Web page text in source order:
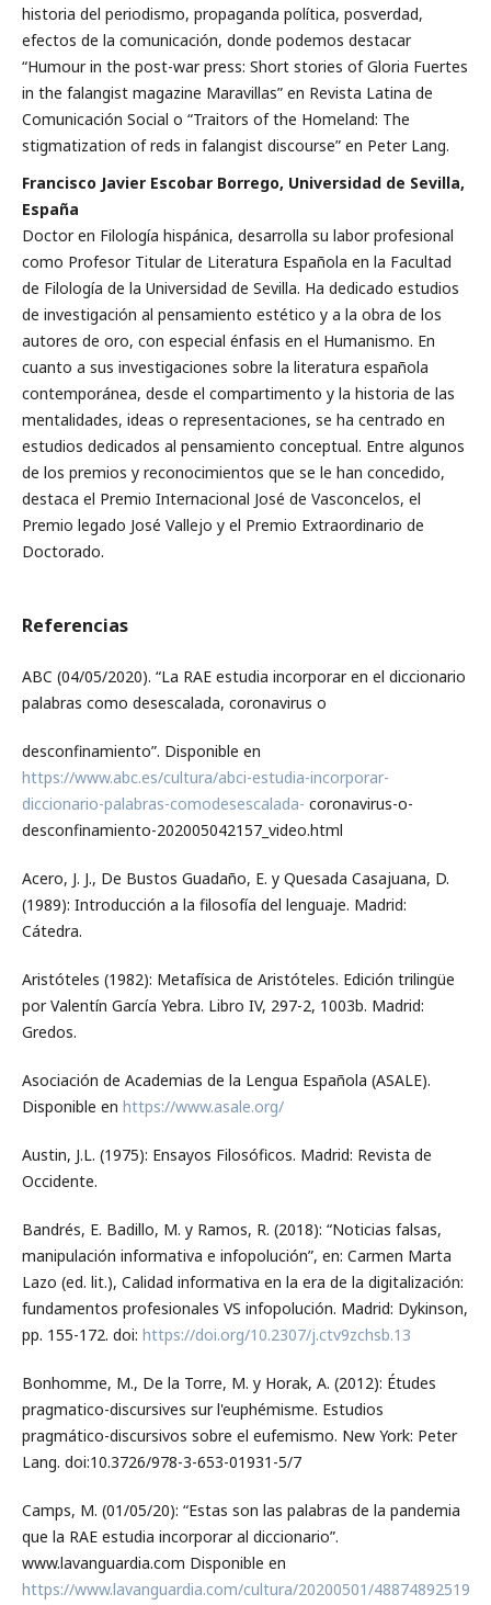
historia del periodismo, propaganda política, posverdad,
efectos de la comunicación, donde podemos destacar
“Humour in the post-war press: Short stories of Gloria Fuertes
in the falangist magazine Maravillas” en Revista Latina de
Comunicación Social o “Traitors of the Homeland: The
stigmatization of reds in falangist discourse” en Peter Lang.
Francisco Javier Escobar Borrego, Universidad de Sevilla,
España
Doctor en Filología hispánica, desarrolla su labor profesional
como Profesor Titular de Literatura Española en la Facultad
de Filología de la Universidad de Sevilla. Ha dedicado estudios
de investigación al pensamiento estético y a la obra de los
autores de oro, con especial énfasis en el Humanismo. En
cuanto a sus investigaciones sobre la literatura española
contemporánea, desde el compartimento y la historia de las
mentalidades, ideas o representaciones, se ha centrado en
estudios dedicados al pensamiento conceptual. Entre algunos
de los premios y reconocimientos que se le han concedido,
destaca el Premio Internacional José de Vasconcelos, el
Premio legado José Vallejo y el Premio Extraordinario de
Doctorado.
Referencias
ABC (04/05/2020). “La RAE estudia incorporar en el diccionario
palabras como desescalada, coronavirus o
desconfinamiento”. Disponible en
https://www.abc.es/cultura/abci-estudia-incorporar-
diccionario-palabras-comodesescalada- coronavirus-o-
desconfinamiento-202005042157_video.html
Acero, J. J., De Bustos Guadaño, E. y Quesada Casajuana, D.
(1989): Introducción a la filosofía del lenguaje. Madrid:
Cátedra.
Aristóteles (1982): Metafísica de Aristóteles. Edición trilingüe
por Valentín García Yebra. Libro IV, 297-2, 1003b. Madrid:
Gredos.
Asociación de Academias de la Lengua Española (ASALE).
Disponible en https://www.asale.org/
Austin, J.L. (1975): Ensayos Filosóficos. Madrid: Revista de
Occidente.
Bandrés, E. Badillo, M. y Ramos, R. (2018): “Noticias falsas,
manipulación informativa e infopolución”, en: Carmen Marta
Lazo (ed. lit.), Calidad informativa en la era de la digitalización:
fundamentos profesionales VS infopolución. Madrid: Dykinson,
pp. 155-172. doi: https://doi.org/10.2307/j.ctv9zchsb.13
Bonhomme, M., De la Torre, M. y Horak, A. (2012): Études
pragmatico-discursives sur l'euphémisme. Estudios
pragmático-discursivos sobre el eufemismo. New York: Peter
Lang. doi:10.3726/978-3-653-01931-5/7
Camps, M. (01/05/20): “Estas son las palabras de la pandemia
que la RAE estudia incorporar al diccionario”.
www.lavanguardia.com Disponible en
https://www.lavanguardia.com/cultura/20200501/48874892519/